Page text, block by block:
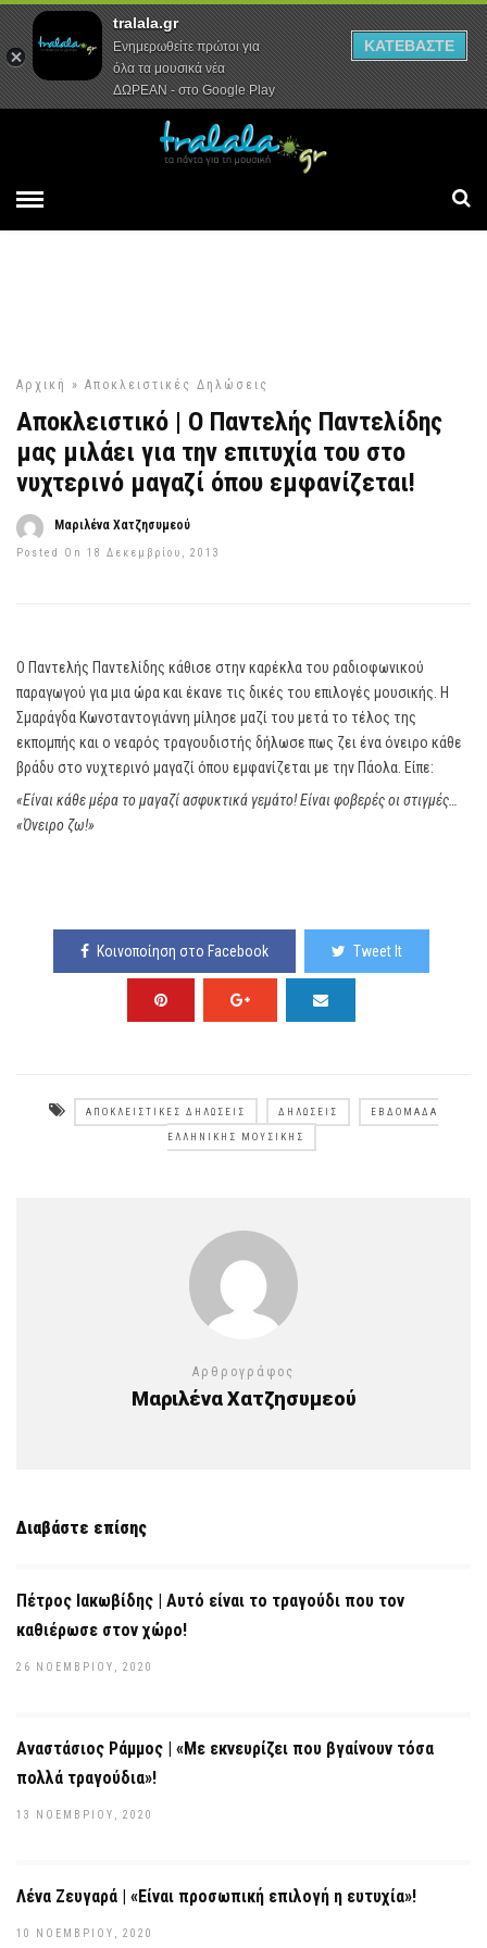
Αρχική Συνεντεύξεις Ρεπορτάζ
Αρχική » Αποκλειστικές Δηλώσεις
Αποκλειστικό | Ο Παντελής Παντελίδης
μας μιλάει για την επιτυχία του στο
νυχτερινό μαγαζί όπου εμφανίζεται!
Μαριλένα Χατζησυμεού
Posted On 18 Δεκεμβρίου, 2013
Ο Παντελής Παντελίδης κάθισε στην καρέκλα του ραδιοφωνικού
παραγωγού για μια ώρα και έκανε τις δικές του επιλογές μουσικής. Η
Σμαράγδα Κωνσταντογιάννη μίλησε μαζί του μετά το τέλος της
εκπομπής και ο νεαρός τραγουδιστής δήλωσε πως ζει ένα όνειρο κάθε
βράδυ στο νυχτερινό μαγαζί όπου εμφανίζεται με την Πάολα. Είπε:
«Είναι κάθε μέρα το μαγαζί ασφυκτικά γεμάτο! Είναι φοβερές οι στιγμές…
«Όνειρο ζω!»
Κοινοποίηση στο Facebook Tweet It
ΑΠΟΚΛΕΙΣΤΙΚΈΣ ΔΗΛΏΣΕΙΣ ΔΗΛΏΣΕΙΣ ΕΒΔΟΜΆΔΑ
ΕΛΛΗΝΙΚΉΣ ΜΟΥΣΙΚΉΣ
Αρθρογράφος
Μαριλένα Χατζησυμεού
Διαβάστε επίσης
Πέτρος Ιακωβίδης | Αυτό είναι το τραγούδι που τον
καθιέρωσε στον χώρο!
26 ΝΟΕΜΒΡΊΟΥ, 2020
Αναστάσιος Ράμμος | «Με εκνευρίζει που βγαίνουν τόσα
πολλά τραγούδια»!
13 ΝΟΕΜΒΡΊΟΥ, 2020
Λένα Ζευγαρά | «Είναι προσωπική επιλογή η ευτυχία»!
10 ΝΟΕΜΒΡΊΟΥ, 2020
tralala.gr
Ενημερωθείτε πρώτοι για
όλα τα μουσικά νέα
ΔΩΡΕΑΝ - στο Google Play
ΚΑΤΕΒΑΣΤΕ